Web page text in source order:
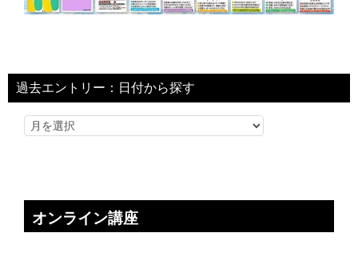
過去エントリー：日付から探す
オンライン講座